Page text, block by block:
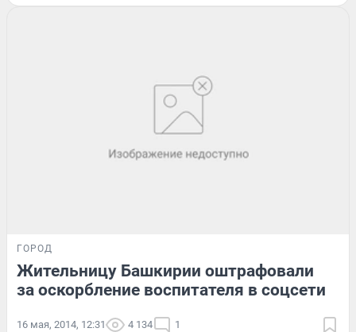
ГОРОД
Жительницу Башкирии оштрафовали
за оскорбление воспитателя в соцсети
16 мая, 2014, 12:31 4 134 1